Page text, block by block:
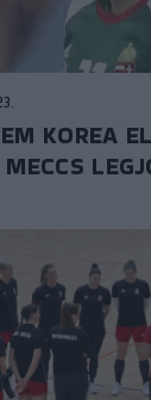
KOREA